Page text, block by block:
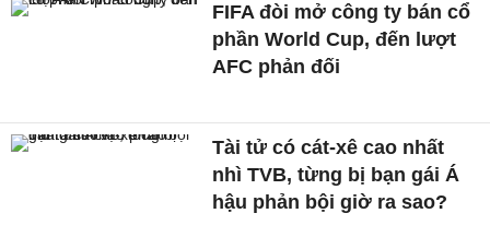
FIFA đòi mở công ty bán cổ
phần World Cup, đến lượt
AFC phản đối
Tài tử có cát-xê cao nhất
nhì TVB, từng bị bạn gái Á
hậu phản bội giờ ra sao?